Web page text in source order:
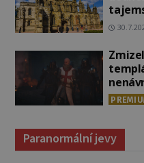
Paranormální jevy